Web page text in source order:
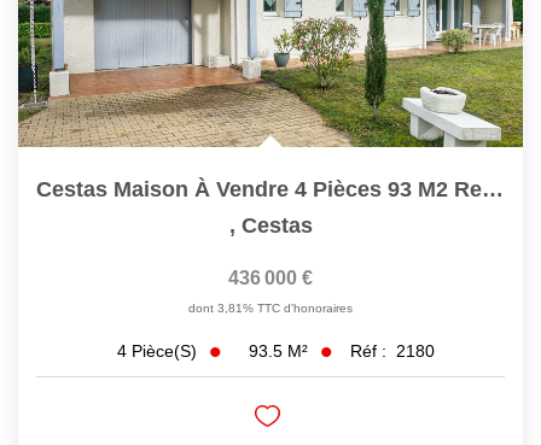
Cestas Maison À Vendre 4 Pièces 93 M2 Ref 2180
, Cestas
436 000 €
dont 3,81% TTC d'honoraires
4 Pièce(s) 93.5 M² Réf : 2180